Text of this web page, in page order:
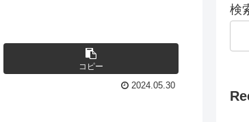
コピー
2024.05.30
検